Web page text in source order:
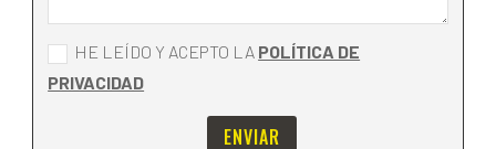
HE LEÍDO Y ACEPTO LA POLÍTICA DE
PRIVACIDAD
ENVIAR